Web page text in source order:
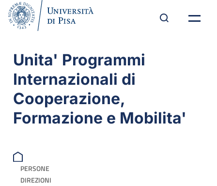
Unita' Programmi
Internazionali di
Cooperazione,
Formazione e Mobilita'
PERSONE
DIREZIONI